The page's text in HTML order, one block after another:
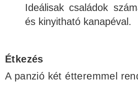
Ideálisak családok
és kinyitható kanapéval.
Étkezés
A panzió két étteremmel